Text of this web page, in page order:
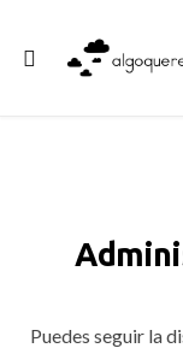
Puedes seguir la